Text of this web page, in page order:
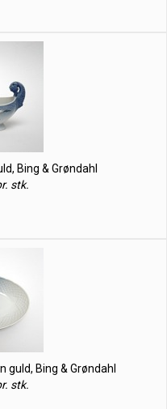
Bing & Grøndahl
stk.
guld, Bing & Grøndahl
stk.